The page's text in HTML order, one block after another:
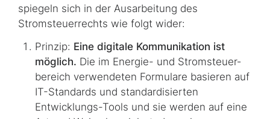
spiegeln sich in der Ausarbeitung des
Stromsteuerrechts wie folgt wider:
Prinzip: Eine digitale Kommunikation ist
möglich. Die im Energie- und Strom­steu­er­
bereich verwendeten Formulare basieren auf
IT-Standards und standardisierten
Entwicklungs-Tools und sie werden auf eine